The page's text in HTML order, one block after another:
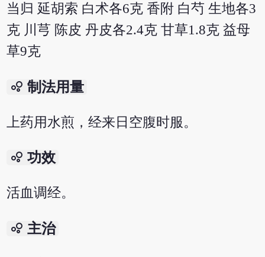
当归 延胡索 白术各6克 香附 白芍 生地各3
克 川芎 陈皮 丹皮各2.4克 甘草1.8克 益母
草9克
bubble_chart 制法用量
上药用水煎，经来日空腹时服。
bubble_chart 功效
活血调经。
bubble_chart 主治